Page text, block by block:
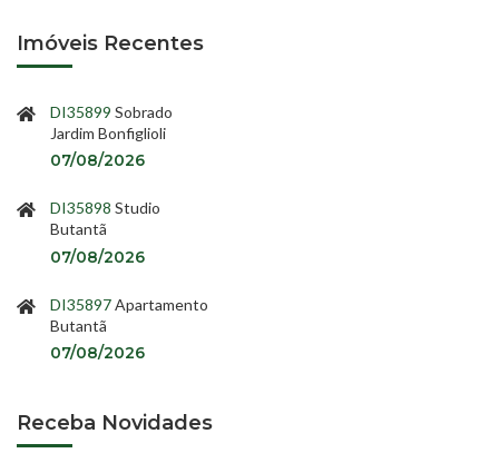
Imóveis Recentes
DI35899 Sobrado
Jardim Bonfiglioli
07/08/2026
DI35898 Studio
Butantã
07/08/2026
DI35897Apartamento
Butantã
07/08/2026
Receba Novidades